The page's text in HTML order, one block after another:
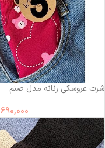
شرت عروسکی زنانه مدل صنم
690,000